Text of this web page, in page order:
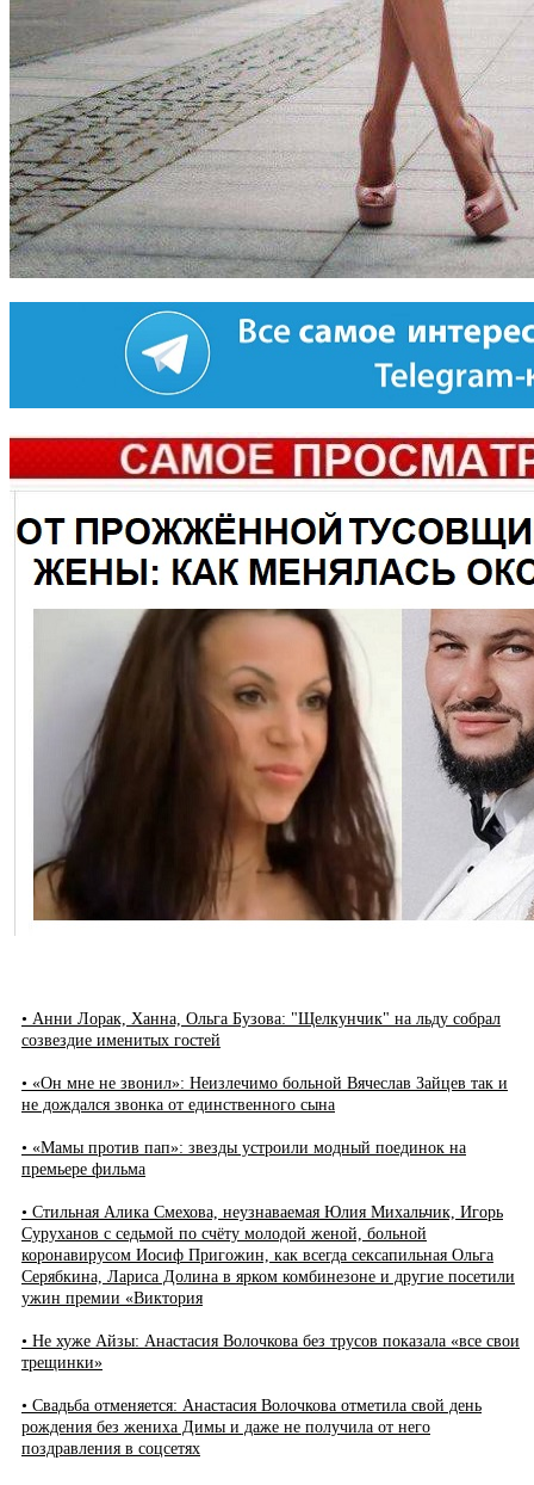
• Анни Лорак, Ханна, Ольга Бузова: "Щелкунчик" на льду собрал
созвездие именитых гостей
• «Он мне не звонил»: Неизлечимо больной Вячеслав Зайцев так и
не дождался звонка от единственного сына
• «Мамы против пап»: звезды устроили модный поединок на
премьере фильма
• Стильная Алика Смехова, неузнаваемая Юлия Михальчик, Игорь
Суруханов с седьмой по счёту молодой женой, больной
коронавирусом Иосиф Пригожин, как всегда сексапильная Ольга
Серябкина, Лариса Долина в ярком комбинезоне и другие посетили
ужин премии «Виктория
• Не хуже Айзы: Анастасия Волочкова без трусов показала «все свои
трещинки»
• Свадьба отменяется: Анастасия Волочкова отметила свой день
рождения без жениха Димы и даже не получила от него
поздравления в соцсетях